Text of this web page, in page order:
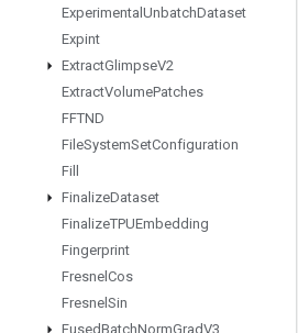
Experimental UnbatchDataset
Expint
ExtractGlimpseV2
ExtractVolumePatches
FFTND
FileSystemSetConfiguration
Fill
FinalizeDataset
FinalizeTPUEmbedding
Fingerprint
Fresnel Cos
Fresnel Sin
FusedBatchNormGradV3